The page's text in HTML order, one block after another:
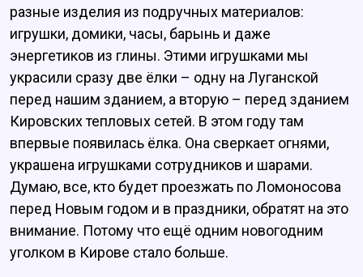
разные изделия из подручных материалов:
игрушки, домики, часы, барынь и даже
энергетиков из глины. Этими игрушками мы
украсили сразу две ёлки – одну на Луганской
перед нашим зданием, а вторую – перед зданием
Кировских тепловых сетей. В этом году там
впервые появилась ёлка. Она сверкает огнями,
украшена игрушками сотрудников и шарами.
Думаю, все, кто будет проезжать по Ломоносова
перед Новым годом и в праздники, обратят на это
внимание. Потому что ещё одним новогодним
уголком в Кирове стало больше.